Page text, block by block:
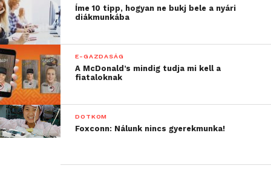
Íme 10 tipp, hogyan ne bukj bele a nyári
diákmunkába
E-GAZDASÁG
A McDonald’s mindig tudja mi kell a
fiataloknak
DOTKOM
Foxconn: Nálunk nincs gyerekmunka!